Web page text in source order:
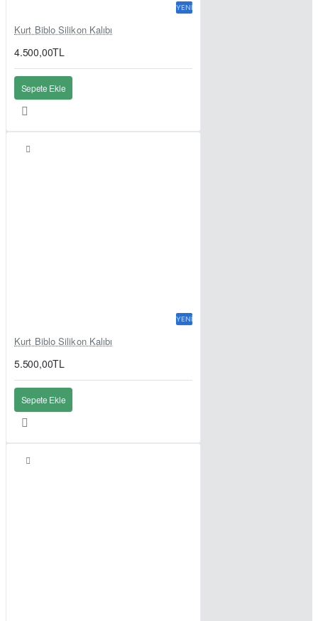
YENI
Kurt Biblo Silikon Kalıbı
4.500,00TL
Sepete Ekle
YENI
Kurt Biblo Silikon Kalıbı
5.500,00TL
Sepete Ekle